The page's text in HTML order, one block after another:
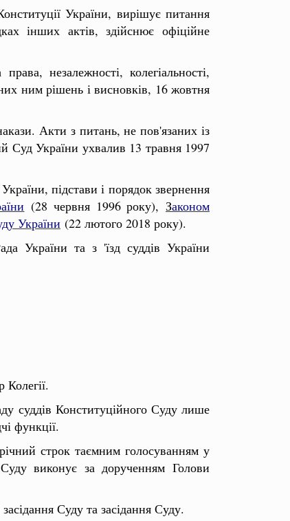
України, вирішує питання
інших актів, здійснює офіційне
незалежності, колегіальності,
ним рішень і висновків, 16 жовтня
Акти з питань, не пов'язаних із
Суд України ухвалив 13 травня 1997
підстави і порядок звернення
(28 червня 1996 року),Законом
України (22 лютого 2018 року).
України та з 'їзд суддів України
Колегії.
суддів Конституційного Суду лише
функції.
строк таємним голосуванням у
виконує за дорученням Голови
Суду та засідання Суду.